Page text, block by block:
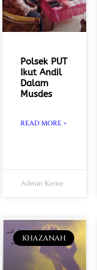
Polsek PUT
Ikut Andil
Dalam
Musdes
READ MORE »
Admin Keme
KHAZANAH